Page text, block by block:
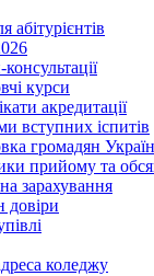
абітурієнтів
курси
акредитації
вступних іспитів
громадян
прийому та
зарахування
довіри
коледжу